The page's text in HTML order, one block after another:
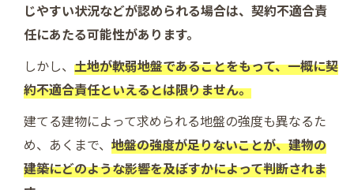
じやすい状況などが認められる場合は、契約不適合責
任にあたる可能性があります。
しかし、 土地が軟弱地盤であることをもって、一概に契
約不適合責任といえるとは限りません。
建てる建物によって求められる地盤の強度も異なるた
め、あくまで、 地盤の強度が足りないことが、建物の
建築にどのような影響を及ぼすかによって判断されま